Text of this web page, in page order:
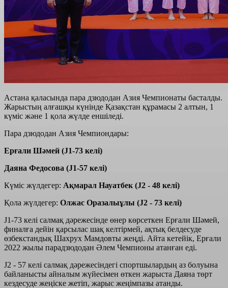
Астана қаласында пара дзюдодан Азия Чемпионаты басталды.
Жарыстың алғашқы күнінде Қазақстан құрамасы 2 алтын, 1
күміс және 1 қола жүлде еншіледі.
Пара дзюдодан Азия Чемпиондары:
Ерғали Шәмей (J1-73 келі)
Даяна Федосова (J1-57 келі)
Күміс жүлдегер: Ақмарал Науатбек (J2 - 48 келі)
Қола жүлдегер: Олжас Оразалыұлы (J2 - 73 келі)
J1-73 келі салмақ дәрежесінде өнер көрсеткен Ерғали Шәмей,
финалға дейін қарсылас шақ келтірмей, ақтық белдесуде
өзбекстандық Шахрух Мамдовты жеңді. Айта кетейік, Ерғали
2022 жылы парадзюдодан Әлем Чемпионы атанған еді.
J2 - 57 келі салмақ дәрежесіндегі спортшылардың аз болуына
байланысты айналым жүйесімен өткен жарыста Даяна төрт
кездесуде жеңіске жетіп, жарыс жеңімпазы атанды.